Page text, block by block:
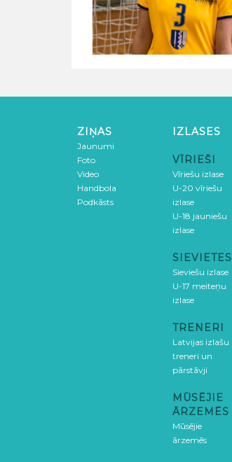
ZIŅAS
Jaunumi
Foto
Video
Handbola
Podkāsts
IZLASES
VĪRIEŠI
Vīriešu izlase
U-20 vīriešu
izlase
U-18 jauniešu
izlase
SIEVIETES
Sieviešu izlase
U-17 meiteņu
izlase
TRENERI
Latvijas izlašu
treneri un
pārstāvji
MŪSĒJIE
ĀRZEMĒS
Mūsējie
ārzemēs